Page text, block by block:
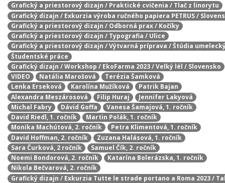
Grafický a priestorový dizajn / Praktické cvičenia / Tlač z linorytu
Grafický dizajn / Exkurzia výroba ručného papiera PETRUS /
Grafický a priestorový dizajn / Odborná prax / Kočíky
Grafický a priestorový dizajn / Typografia / Ulice
Grafický a priestorový dizajn / Výtvarná príprava / Štúdia
Študentské práce
Grafický dizajn / Workshop / EkoFarma 2023 / Velký lél / Slovensko
VIDEO
Natália Marošová
Terézia Šamková
Lenka Erseková
Karolína Mužíková
Patrik Bajan
Alexandra Meszárosová
Filip Huraj
Jennifer Lakyová
Michal Fabry
Dávid Goffa
Vanesa Šamajová, 1. ročník
David Riedl, 1. ročník
Martin Polák, 1. ročník
Monika Machútová, 2. ročník
Petra Klimentová, 1. ročník
David Hoffman, 2. ročník
Zuzana Halásová, 1. ročník
Sara Čurková, 2 ročník
Samuel Čík, 2. ročník
Noemi Bondorová, 2. ročník
Katarína Bolerázska, 1. ročník
Nikola Bečvarová, 2. ročník
Grafický dizajn / Exkurzia Tutte le strade portano a Roma 2023 /